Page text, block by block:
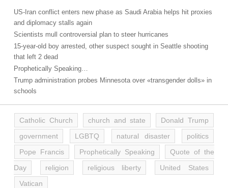
US-Iran conflict enters new phase as Saudi Arabia helps hit proxies
and diplomacy stalls again
Scientists mull controversial plan to steer hurricanes
15-year-old boy arrested, other suspect sought in Seattle shooting
that left 2 dead
Prophetically Speaking…
Trump administration probes Minnesota over «transgender dolls» in
schools
Catholic Church church and state
Donald Trump
government
LGBTQ natural disaster
politics
Pope Francis
Prophetically Speaking
Quote of the
Day
religion religious liberty
United States
Vatican